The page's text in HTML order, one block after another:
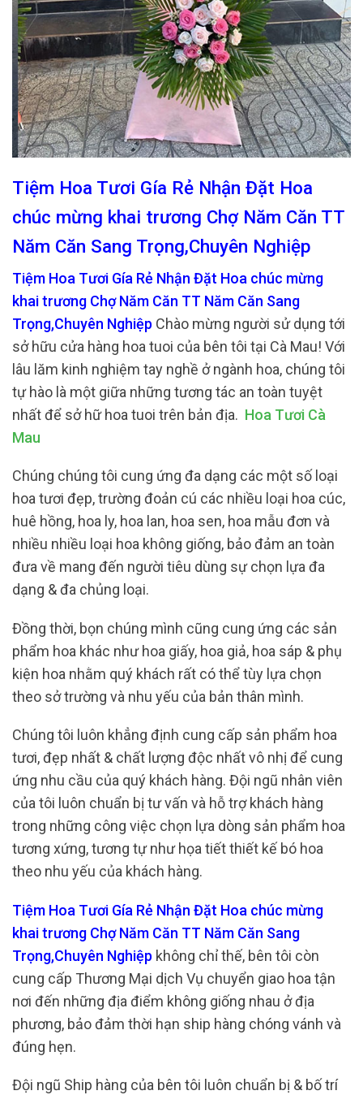
Tiệm Hoa Tươi Gía Rẻ Nhận Đặt Hoa
chúc mừng khai trương Chợ Năm Căn TT
Năm Căn Sang Trọng,Chuyên Nghiệp
Tiệm Hoa Tươi Gía Rẻ Nhận Đặt Hoa chúc mừng
khai trương Chợ Năm Căn TT Năm Căn Sang
Trọng,Chuyên Nghiệp Chào mừng người sử dụng tới
sở hữu cửa hàng hoa tuoi của bên tôi tại Cà Mau! Với
lâu lăm kinh nghiệm tay nghề ở ngành hoa, chúng tôi
tự hào là một giữa những tương tác an toàn tuyệt
nhất để sở hữ hoa tuoi trên bản địa. Hoa Tươi Cà
Mau
Chúng chúng tôi cung ứng đa dạng các một số loại
hoa tươi đẹp, trường đoản cú các nhiều loại hoa cúc,
huê hồng, hoa ly, hoa lan, hoa sen, hoa mẫu đơn và
nhiều nhiều loại hoa không giống, bảo đảm an toàn
đưa về mang đến người tiêu dùng sự chọn lựa đa
dạng & đa chủng loại.
Đồng thời, bọn chúng mình cũng cung ứng các sản
phẩm hoa khác như hoa giấy, hoa giả, hoa sáp & phụ
kiện hoa nhằm quý khách rất có thể tùy lựa chọn
theo sở trường và nhu yếu của bản thân mình.
Chúng tôi luôn khẳng định cung cấp sản phẩm hoa
tươi, đẹp nhất & chất lượng độc nhất vô nhị để cung
ứng nhu cầu của quý khách hàng. Đội ngũ nhân viên
của tôi luôn chuẩn bị tư vấn và hỗ trợ khách hàng
trong những công việc chọn lựa dòng sản phẩm hoa
tương xứng, tương tự như họa tiết thiết kế bó hoa
theo nhu yếu của khách hàng.
Tiệm Hoa Tươi Gía Rẻ Nhận Đặt Hoa chúc mừng
khai trương Chợ Năm Căn TT Năm Căn Sang
Trọng,Chuyên Nghiệp không chỉ thế, bên tôi còn
cung cấp Thương Mại dịch Vụ chuyển giao hoa tận
nơi đến những địa điểm không giống nhau ở địa
phương, bảo đảm thời hạn ship hàng chóng vánh và
đúng hẹn.
Đội ngũ Ship hàng của bên tôi luôn chuẩn bị & bố trí